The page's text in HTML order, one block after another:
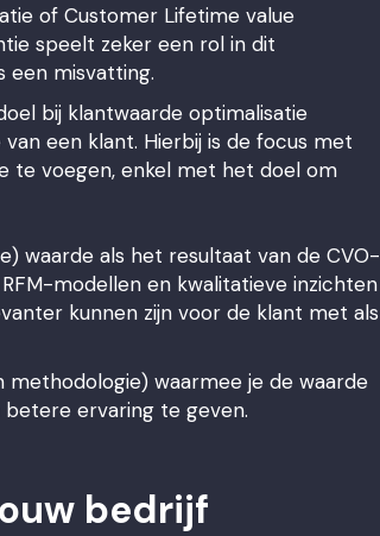
of Customer Lifetime value
speelt zeker een rol in dit
een misvatting.
bij klantwaarde optimalisatie
een klant. Hierbij is de focus met
te voegen, enkel met het doel om
waarde als het resultaat van de CVO-
modellen en kwalitatieve inzichten
kunnen zijn voor de klant met als
waarmee je de waarde
ervaring te geven.
bedrijf